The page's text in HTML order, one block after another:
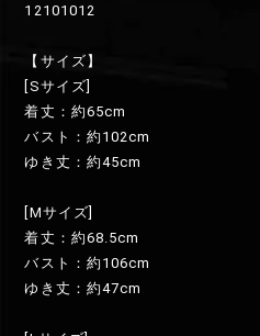
12101012
【サイズ】
[Sサイズ]
着丈：約65cm
バスト：約102cm
ゆき丈：約45cm
[Mサイズ]
着丈：約68.5cm
バスト：約106cm
ゆき丈：約47cm